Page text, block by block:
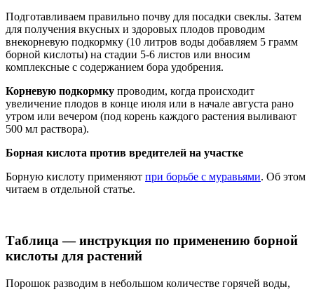
Подготавливаем правильно почву для посадки свеклы. Затем
для получения вкусных и здоровых плодов проводим
внекорневую подкормку (10 литров воды добавляем 5 грамм
борной кислоты) на стадии 5-6 листов или вносим
комплексные с содержанием бора удобрения.
Корневую подкормку проводим, когда происходит
увеличение плодов в конце июля или в начале августа рано
утром или вечером (под корень каждого растения выливают
500 мл раствора).
Борная кислота против вредителей на участке
Борную кислоту применяют при борьбе с муравьями. Об этом
читаем в отдельной статье.
Таблица — инструкция по применению борной
кислоты для растений
Порошок разводим в небольшом количестве горячей воды,